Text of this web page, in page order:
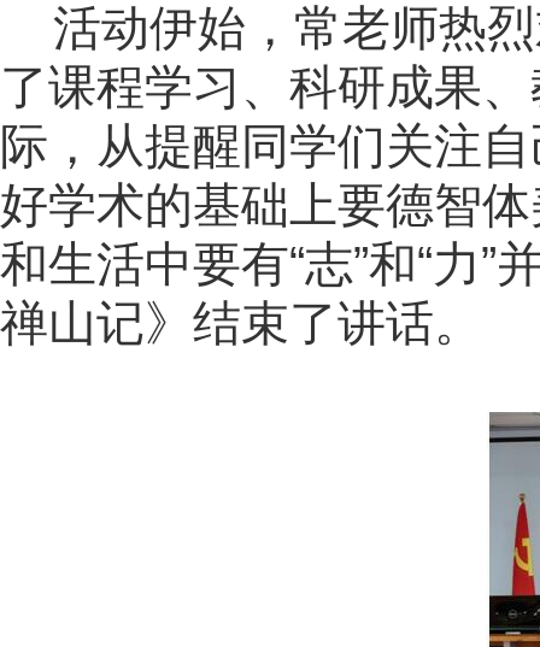
活动伊始，常老师热
了课程学习、科研成果
际，从提醒同学们关注
好学术的基础上要德智
和生活中要有“志”和“力”
禅山记》结束了讲话。